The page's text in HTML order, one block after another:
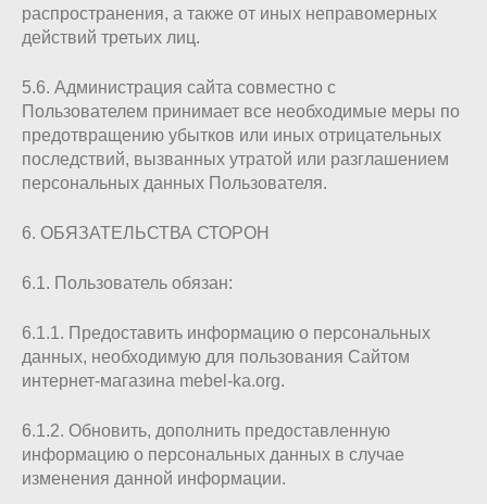
распространения, а также от иных неправомерных
действий третьих лиц.
5.6. Администрация сайта совместно с
Пользователем принимает все необходимые меры по
предотвращению убытков или иных отрицательных
последствий, вызванных утратой или разглашением
персональных данных Пользователя.
6. ОБЯЗАТЕЛЬСТВА СТОРОН
6.1. Пользователь обязан:
6.1.1. Предоставить информацию о персональных
данных, необходимую для пользования Сайтом
интернет-магазина mebel-ka.org.
6.1.2. Обновить, дополнить предоставленную
информацию о персональных данных в случае
изменения данной информации.